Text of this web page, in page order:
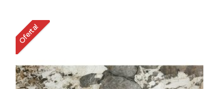
Oferta!